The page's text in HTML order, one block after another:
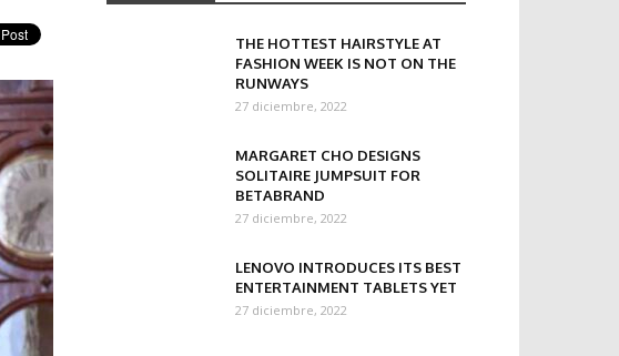
THE HOTTEST HAIRSTYLE AT
FASHION WEEK IS NOT ON THE
RUNWAYS
27 diciembre, 2022
MARGARET CHO DESIGNS
SOLITAIRE JUMPSUIT FOR
BETABRAND
27 diciembre, 2022
LENOVO INTRODUCES ITS BEST
ENTERTAINMENT TABLETS YET
27 diciembre, 2022